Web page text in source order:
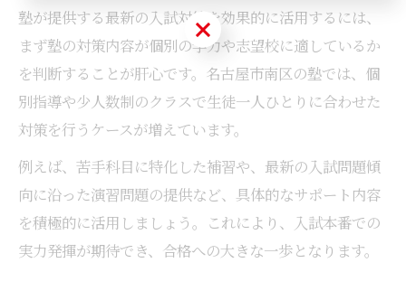
塾が提供する最新の入試対策を効果的に活用するには、
まず塾の対策内容が個別の学力や志望校に適しているか
を判断することが肝心です。名古屋市南区の塾では、個
別指導や少人数制のクラスで生徒一人ひとりに合わせた
対策を行うケースが増えています。
例えば、苦手科目に特化した補習や、最新の入試問題傾
向に沿った演習問題の提供など、具体的なサポート内容
を積極的に活用しましょう。これにより、入試本番での
実力発揮が期待でき、合格への大きな一歩となります。
お問い合わせはこちら